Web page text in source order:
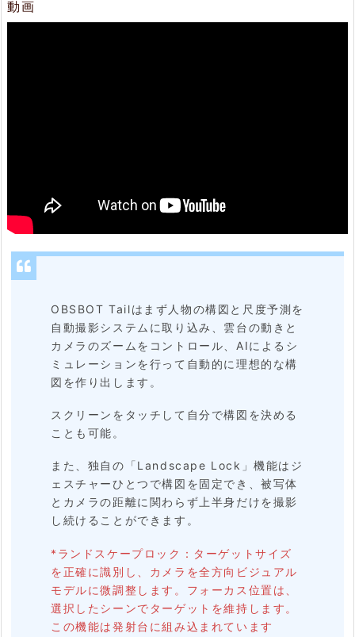
動画
OBSBOT Tailはまず人物の構図と尺度予測を
自動撮影システムに取り込み、雲台の動きと
カメラのズームをコントロール、AIによるシ
ミュレーションを行って自動的に理想的な構
図を作り出します。
スクリーンをタッチして自分で構図を決める
ことも可能。
また、独自の「Landscape Lock」機能はジ
ェスチャーひとつで構図を固定でき、被写体
とカメラの距離に関わらず上半身だけを撮影
し続けることができます。
*ランドスケープロック：ターゲットサイズ
を正確に識別し、カメラを全方向ビジュアル
モデルに微調整します。フォーカス位置は、
選択したシーンでターゲットを維持します。
この機能は発射台に組み込まれています